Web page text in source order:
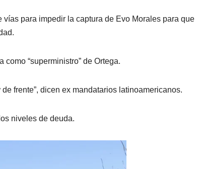
para impedir la captura de Evo Morales para que
“superministro” de Ortega.
frente”, dicen ex mandatarios latinoamericanos.
niveles de deuda.